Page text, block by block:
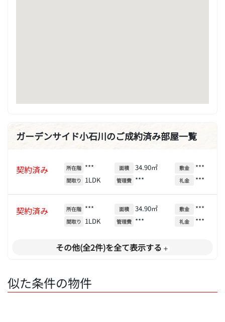
ガーデンサイド小石川のご成約済み部屋一覧
契約済み 所在階 ***
間取り 1LDK
面積 34.90㎡
管理費 ***
敷金 ***
礼金 ***
契約済み 所在階 ***
間取り 1LDK
面積 34.90㎡
管理費 ***
敷金 ***
礼金 ***
その他(全2件)を全て表示する
似た条件の物件